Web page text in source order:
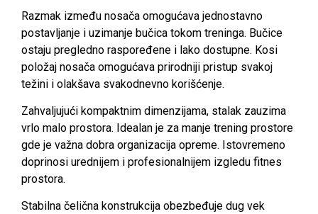
Razmak između nosača omogućava jednostavno
postavljanje i uzimanje bučica tokom treninga. Bučice
ostaju pregledno raspoređene i lako dostupne. Kosi
položaj nosača omogućava prirodniji pristup svakoj
težini i olakšava svakodnevno korišćenje.
Zahvaljujući kompaktnim dimenzijama, stalak zauzima
vrlo malo prostora. Idealan je za manje trening prostore
gde je važna dobra organizacija opreme. Istovremeno
doprinosi urednijem i profesionalnijem izgledu fitnes
prostora.
Stabilna čelična konstrukcija obezbeđuje dug vek